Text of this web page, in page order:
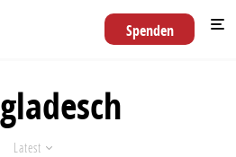
Spenden
Latest